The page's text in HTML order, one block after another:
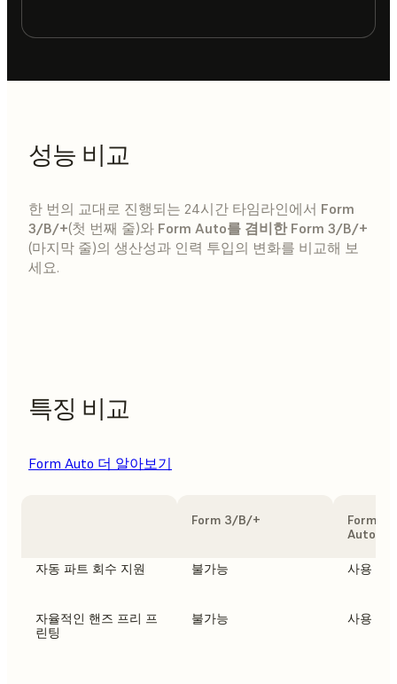
성능 비교
한 번의 교대로 진행되는 24시간 타임라인에서 Form
3/B/+(첫 번째 줄)와 Form Auto를 겸비한 Form 3/B/+
(마지막 줄)의 생산성과 인력 투입의 변화를 비교해 보
세요.
특징 비교
Form Auto 더 알아보기
Form 3/B/+
Form
Auto
자동 파트 회수 지원 불가능 사용 가
자율적인 핸즈 프리 프
린팅
불가능 사용 가